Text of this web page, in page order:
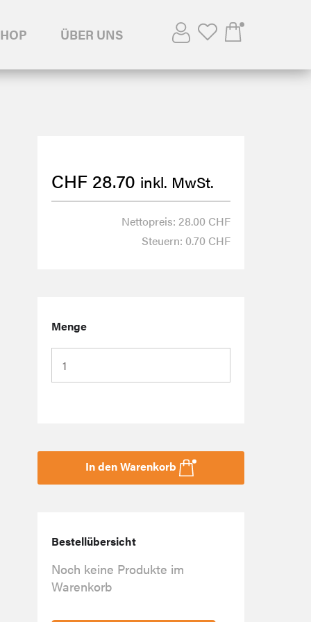
ÜBER UNS
CHF 28.70 inkl. MwSt.
Nettopreis: 28.00 CHF
Steuern: 0.70 CHF
Menge
In den Warenkorb
Bestellübersicht
Noch keine Produkte im
Warenkorb